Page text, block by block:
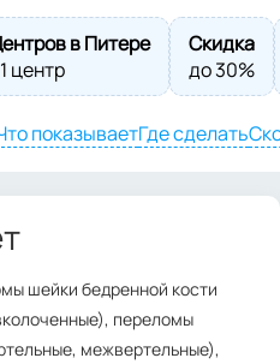
в Питере
центр
Скидка
до 30%
показываетГде сделать
шейки бедренной кости
переломы
межвертельные),